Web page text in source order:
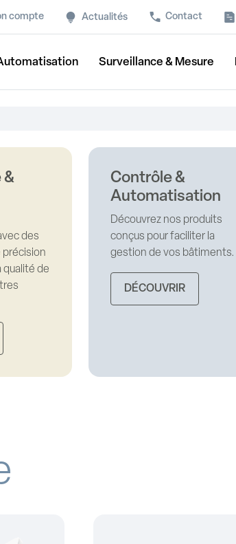
compte Actualités Contact
Surveillance & Mesure
&
des
précision
qualité de
Contrôle &
Automatisation
Découvrez nos produits
conçus pour faciliter la
gestion de vos bâtiments.
DÉCOUVRIR